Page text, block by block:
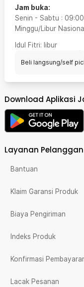
Jam buka:
Senin - Sabtu : 09:00
Minggu/Libur Nasional
Idul Fitri: libur
Beli langsung/self
Download Aplikasi
Layanan Pelanggan
Bantuan
Klaim Garansi Produk
Biaya Pengiriman
Indeks Produk
Konfirmasi
Lacak Pesanan